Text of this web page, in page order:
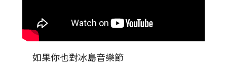
如果你也對冰島音樂節